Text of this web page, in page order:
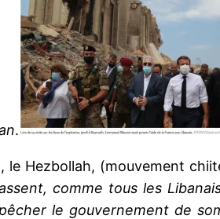
.
le Hezbollah, (mouvement
comme tous les
le gouvernement de